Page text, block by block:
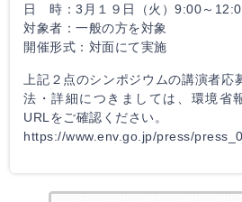
日 時：3月１９日（火）9:00～
対象者：一般の方を対象
開催形式：対面にて実施
上記２点のシンポジウムの講演者応
法・詳細につきましては、環境省
URLをご確認ください。
https://www.env.go.jp/press/